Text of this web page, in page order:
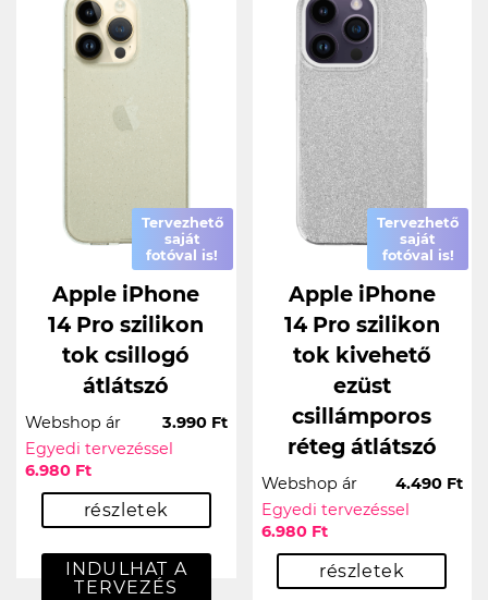
Tervezhető
saját
fotóval is!
Apple iPhone
14 Pro szilikon
tok csillogó
átlátszó
Webshop ár
3.990 Ft
Egyedi tervezéssel
6.980 Ft
részletek
INDULHAT A
TERVEZÉS
Tervezhető
saját
fotóval is!
Apple iPhone
14 Pro szilikon
tok kivehető
ezüst
csillámporos
réteg átlátszó
Webshop ár
4.490 Ft
Egyedi tervezéssel
6.980 Ft
részletek